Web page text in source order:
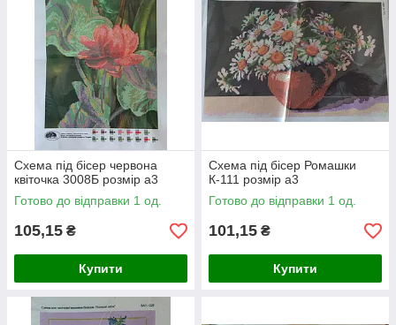
Схема під бісер червона
квіточка 3008Б розмір а3
Готово до відправки 1 од.
105,15 ₴
Купити
Схема під бісер Ромашки
К-111 розмір а3
Готово до відправки 1 од.
101,15 ₴
Купити